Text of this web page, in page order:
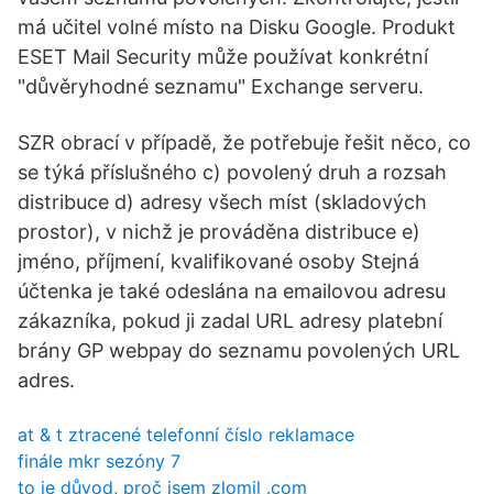
má učitel volné místo na Disku Google. Produkt
ESET Mail Security může používat konkrétní
"důvěryhodné seznamu" Exchange serveru.
SZR obrací v případě, že potřebuje řešit něco, co
se týká příslušného c) povolený druh a rozsah
distribuce d) adresy všech míst (skladových
prostor), v nichž je prováděna distribuce e)
jméno, příjmení, kvalifikované osoby Stejná
účtenka je také odeslána na emailovou adresu
zákazníka, pokud ji zadal URL adresy platební
brány GP webpay do seznamu povolených URL
adres.
at & t ztracené telefonní číslo reklamace
finále mkr sezóny 7
to je důvod, proč jsem zlomil .com